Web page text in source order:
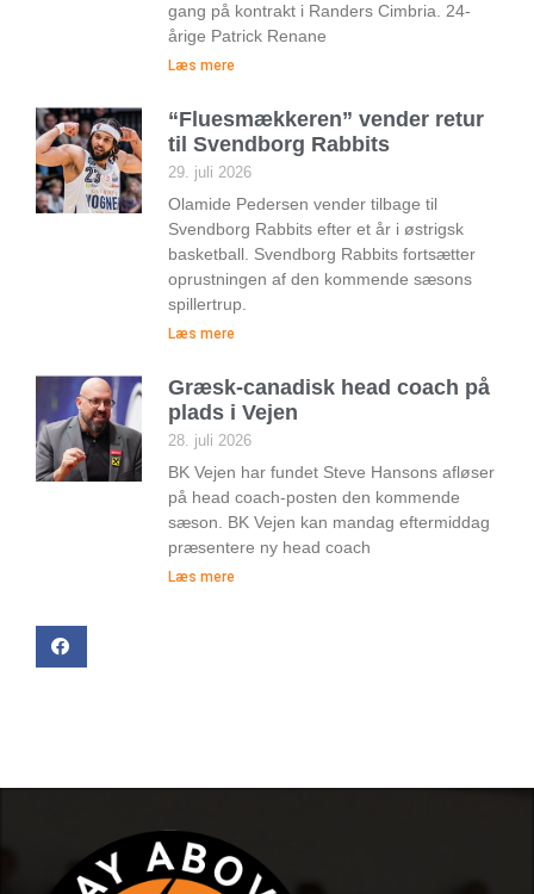
gang på kontrakt i Randers Cimbria. 24-
årige Patrick Renane
Læs mere
“Fluesmækkeren” vender retur
til Svendborg Rabbits
29. juli 2026
Olamide Pedersen vender tilbage til
Svendborg Rabbits efter et år i østrigsk
basketball. Svendborg Rabbits fortsætter
oprustningen af den kommende sæsons
spillertrup.
Læs mere
Græsk-canadisk head coach på
plads i Vejen
28. juli 2026
BK Vejen har fundet Steve Hansons afløser
på head coach-posten den kommende
sæson. BK Vejen kan mandag eftermiddag
præsentere ny head coach
Læs mere